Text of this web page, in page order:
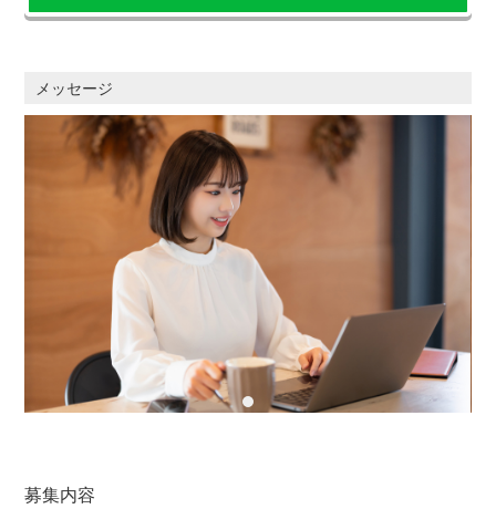
メッセージ
募集内容